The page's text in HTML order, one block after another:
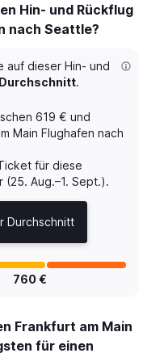
Hin- und Rückflug
nach Seattle?
auf dieser Hin- und
.
619 € und
Main Flughafen nach
für diese
Aug.–1. Sept.).
760 €
Frankfurt am Main
für einen
Durchschnitt